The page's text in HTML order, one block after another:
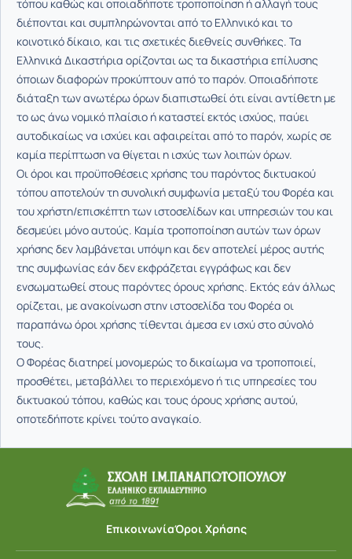
τόπου καθώς και οποιαδήποτε τροποποίηση ή αλλαγή τους
διέπονται και συμπληρώνονται από το Ελληνικό και το
κοινοτικό δίκαιο, και τις σχετικές διεθνείς συνθήκες. Τα
Ελληνικά Δικαστήρια ορίζονται ως τα δικαστήρια επίλυσης
όποιων διαφορών προκύπτουν από το παρόν. Οποιαδήποτε
διάταξη των ανωτέρω όρων διαπιστωθεί ότι είναι αντίθετη με
το ως άνω νομικό πλαίσιο ή καταστεί εκτός ισχύος, παύει
αυτοδικαίως να ισχύει και αφαιρείται από το παρόν, χωρίς σε
καμία περίπτωση να θίγεται η ισχύς των λοιπών όρων.
Οι όροι και προϋποθέσεις χρήσης του παρόντος δικτυακού
τόπου αποτελούν τη συνολική συμφωνία μεταξύ του Φορέα και
του χρήστη/επισκέπτη των ιστοσελίδων και υπηρεσιών του και
δεσμεύει μόνο αυτούς. Καμία τροποποίηση αυτών των όρων
χρήσης δεν λαμβάνεται υπόψη και δεν αποτελεί μέρος αυτής
της συμφωνίας εάν δεν εκφράζεται εγγράφως και δεν
ενσωματωθεί στους παρόντες όρους χρήσης. Εκτός εάν άλλως
ορίζεται, με ανακοίνωση στην ιστοσελίδα του Φορέα οι
παραπάνω όροι χρήσης τίθενται άμεσα εν ισχύ στο σύνολό
τους.
Ο Φορέας διατηρεί μονομερώς το δικαίωμα να τροποποιεί,
προσθέτει, μεταβάλλει το περιεχόμενο ή τις υπηρεσίες του
δικτυακού τόπου, καθώς και τους όρους χρήσης αυτού,
οποτεδήποτε κρίνει τούτο αναγκαίο.
ΕπικοινωνίαΌροι Χρήσης